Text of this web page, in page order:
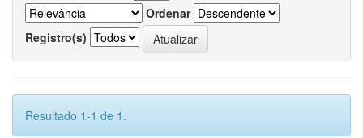
Ordenar
Registro(s)
Resultado 1-1 de 1.